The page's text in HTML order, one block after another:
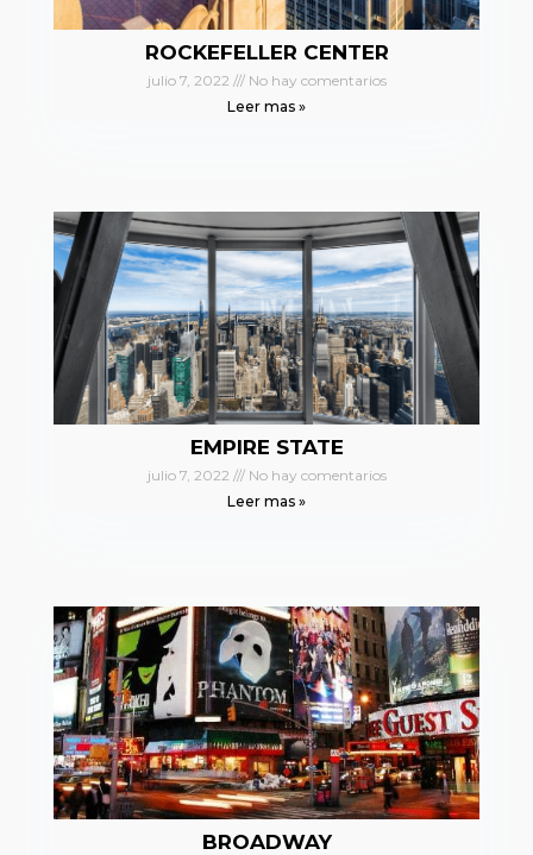
ROCKEFELLER CENTER
julio 7, 2022
No hay comentarios
Leer mas »
EMPIRE STATE
julio 7, 2022
No hay comentarios
Leer mas »
BROADWAY